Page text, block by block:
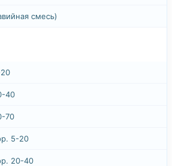
смесь)
40
70
5-20
20-40